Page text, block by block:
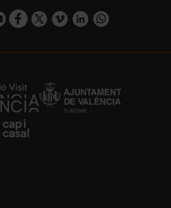
visit_valencia/
www.youtube.com/user/
https://www.facebook.com/
https://twitter.com/VisitaValencia
https://vimeo.com/
https://www.linkedin.com/company/turismo-valencia/https://api.whatsapp.com/send/